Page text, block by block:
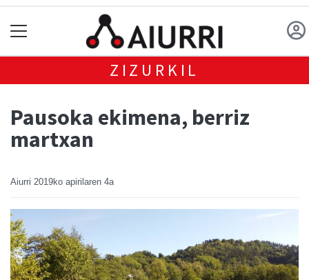
ZIZURKIL
Pausoka ekimena, berriz
martxan
Aiurri 2019ko apirilaren 4a